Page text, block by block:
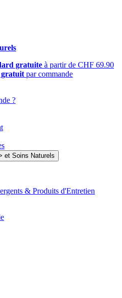
gratuite à partir de CHF 69.90
gratuit par commande
?
& Produits d'Entretien